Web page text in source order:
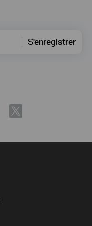
S'enregistrer